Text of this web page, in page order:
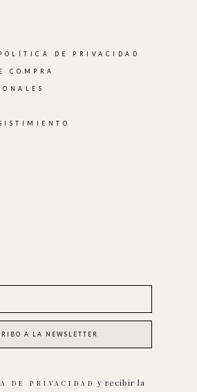
DE PRIVACIDAD
COMPRA
DE PRIVACIDAD y recibir la